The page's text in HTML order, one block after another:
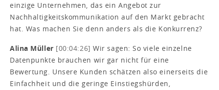
einzige Unternehmen, das ein Angebot zur
Nachhaltigkeitskommunikation auf den Markt gebracht
hat. Was machen Sie denn anders als die Konkurrenz?
Alina Müller [00:04:26]Wir sagen: So viele einzelne
Datenpunkte brauchen wir gar nicht für eine
Bewertung. Unsere Kunden schätzen also einerseits die
Einfachheit und die geringe Einstiegshürden,